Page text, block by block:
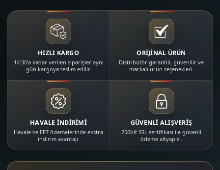
HIZLI KARGO
14:30'a kadar verilen siparişler aynı
gün kargoya teslim edilir.
ORİJİNAL ÜRÜN
Distribütör garantili, güvenilir ve
markalı ürün seçenekleri.
HAVALE İNDİRİMİ
Havale ve EFT ödemelerinde ekstra
indirim avantajı.
GÜVENLİ ALIŞVERİŞ
256bit SSL sertifikası ile güvenli
ödeme altyapısı.